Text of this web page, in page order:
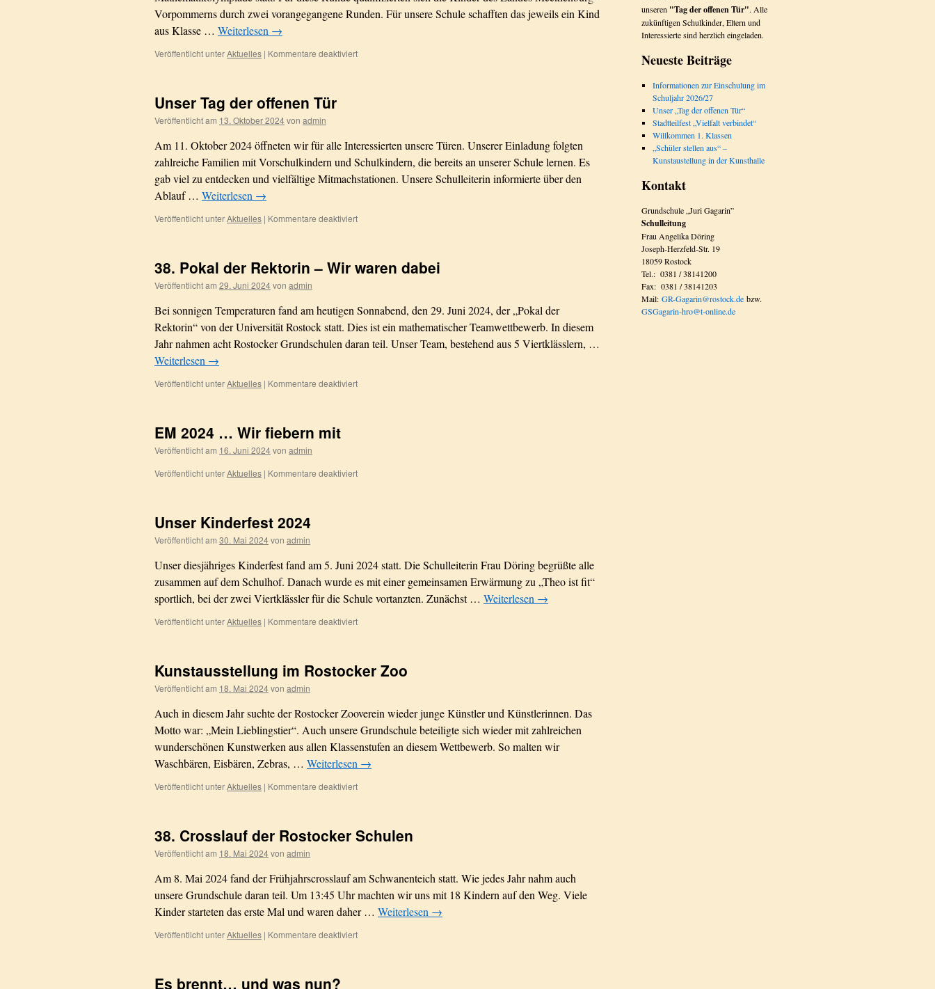
Vorpommerns durch zwei vorangegangene Runden. Für unsere Schule schafften das jeweils ein Kind
aus Klasse … Weiterlesen →
Veröffentlicht unterAktuelles | Kommentare deaktiviertfür
Unser Tag der offenen Tür
Veröffentlicht am 13. Oktober 2024von admin
Am 11. Oktober 2024 öffneten wir für alle Interessierten unsere Türen. Unserer Einladung folgten
zahlreiche Familien mit Vorschulkindern und Schulkindern, die bereits an unserer Schule lernen. Es
gab viel zu entdecken und vielfältige Mitmachstationen. Unsere Schulleiterin informierte über den
Ablauf … Weiterlesen →
Veröffentlicht unterAktuelles | Kommentare deaktiviertfür
offenen
38. Pokal der Rektorin – Wir waren dabei
Veröffentlicht am 29. Juni 2024von admin
Bei sonnigen Temperaturen fand am heutigen Sonnabend, den 29. Juni 2024, der „Pokal der
Rektorin“ von der Universität Rostock statt. Dies ist ein mathematischer Teamwettbewerb. In diesem
Jahr nahmen acht Rostocker Grundschulen daran teil. Unser Team, bestehend aus 5 Viertklässlern, …
Weiterlesen →
Veröffentlicht unterAktuelles | Kommentare deaktiviertfür
waren
EM 2024 … Wir fiebern mit
Veröffentlicht am 16. Juni 2024von admin
Veröffentlicht unterAktuelles | Kommentare deaktiviertfür
Unser Kinderfest 2024
Veröffentlicht am 30. Mai 2024von admin
Unser diesjähriges Kinderfest fand am 5. Juni 2024 statt. Die Schulleiterin Frau Döring begrüßte alle
zusammen auf dem Schulhof. Danach wurde es mit einer gemeinsamen Erwärmung zu „Theo ist fit“
sportlich, bei der zwei Viertklässler für die Schule vortanzten. Zunächst … Weiterlesen →
Veröffentlicht unterAktuelles | Kommentare deaktiviertfür
Kunstausstellung im Rostocker Zoo
Veröffentlicht am 18. Mai 2024von admin
Auch in diesem Jahr suchte der Rostocker Zooverein wieder junge Künstler und Künstlerinnen. Das
Motto war: „Mein Lieblingstier“. Auch unsere Grundschule beteiligte sich wieder mit zahlreichen
wunderschönen Kunstwerken aus allen Klassenstufen an diesem Wettbewerb. So malten wir
Waschbären, Eisbären, Zebras, … Weiterlesen →
Veröffentlicht unterAktuelles | Kommentare deaktiviertfür
Zoo
38. Crosslauf der Rostocker Schulen
Veröffentlicht am 18. Mai 2024von admin
Am 8. Mai 2024 fand der Frühjahrscrosslauf am Schwanenteich statt. Wie jedes Jahr nahm auch
unsere Grundschule daran teil. Um 13:45 Uhr machten wir uns mit 18 Kindern auf den Weg. Viele
Kinder starteten das erste Mal und waren daher … Weiterlesen →
Veröffentlicht unterAktuelles | Kommentare deaktiviertfür
Es brennt… und was nun?
unseren "Tag der offenen Tür". Alle
zukünftigen Schulkinder, Eltern und
Interessierte sind herzlich eingeladen.
Neueste Beiträge
Informationen zur Einschulung im
Schuljahr 2026/27
Unser „Tag der offenen Tür“
Stadtteilfest „Vielfalt verbindet“
Willkommen 1. Klassen
„Schüler stellen aus“ –
Kunstaustellung in der Kunsthalle
Kontakt
Grundschule „Juri Gagarin”
Schulleitung
Frau Angelika Döring
Joseph-Herzfeld-Str. 19
18059 Rostock
Tel.: 0381 / 38141200
Fax: 0381 / 38141203
Mail: GR-Gagarin@rostock.de bzw.
GSGagarin-hro@t-online.de